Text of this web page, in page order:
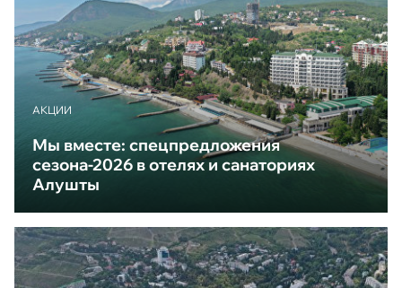
АКЦИИ
Мы вместе: спецпредложения
сезона-2026 в отелях и санаториях
Алушты